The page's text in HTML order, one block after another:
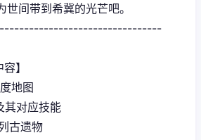
世间带到希冀的光芒吧。
】
地图
其对应技能
古遗物